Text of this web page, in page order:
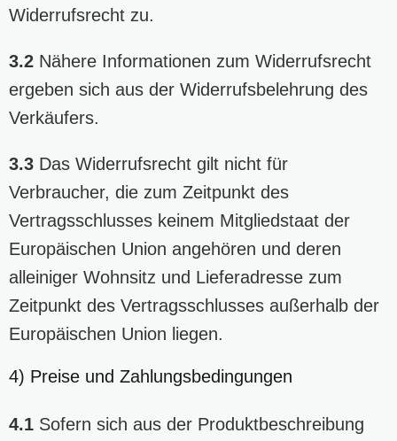
Widerrufsrecht zu.
3.2 Nähere Informationen zum Widerrufsrecht
ergeben sich aus der Widerrufsbelehrung des
Verkäufers.
3.3 Das Widerrufsrecht gilt nicht für
Verbraucher, die zum Zeitpunkt des
Vertragsschlusses keinem Mitgliedstaat der
Europäischen Union angehören und deren
alleiniger Wohnsitz und Lieferadresse zum
Zeitpunkt des Vertragsschlusses außerhalb der
Europäischen Union liegen.
4) Preise und Zahlungsbedingungen
4.1 Sofern sich aus der Produktbeschreibung